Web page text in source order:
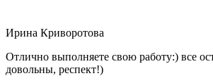
Ирина Криворотова
Отлично выполняете свою работу:) все
довольны, респект!)